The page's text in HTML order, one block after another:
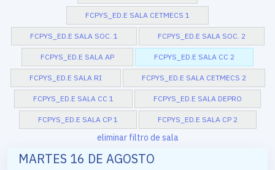
FCPYS_ED.E SALA CETMECS 1
FCPYS_ED.E SALA SOC. 1 FCPYS_ED.E SALA SOC. 2
FCPYS_ED.E SALA AP FCPYS_ED.E SALA CC 2
FCPYS_ED.E SALA RI FCPYS_ED.E SALA CETMECS 2
FCPYS_ED.E SALA CC 1 FCPYS_ED.E SALA DEPRO
FCPYS_ED.E SALA CP 1 FCPYS_ED.E SALA CP 2
eliminar filtro de sala
MARTES 16 DE AGOSTO